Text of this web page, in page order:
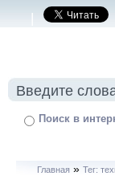
|
Поиск в
Главная » Тег: